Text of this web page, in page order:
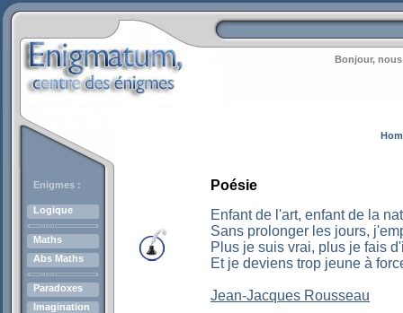
Bonjour, nous
Enigmes :
Logique
Maths
Abs Maths
Paradoxes
Imagination
Poésie
Enfant de l'art, enfant de la
Sans prolonger les jours,
Plus je suis vrai, plus je fais
Et je deviens trop jeune à
Jean-Jacques Rousseau